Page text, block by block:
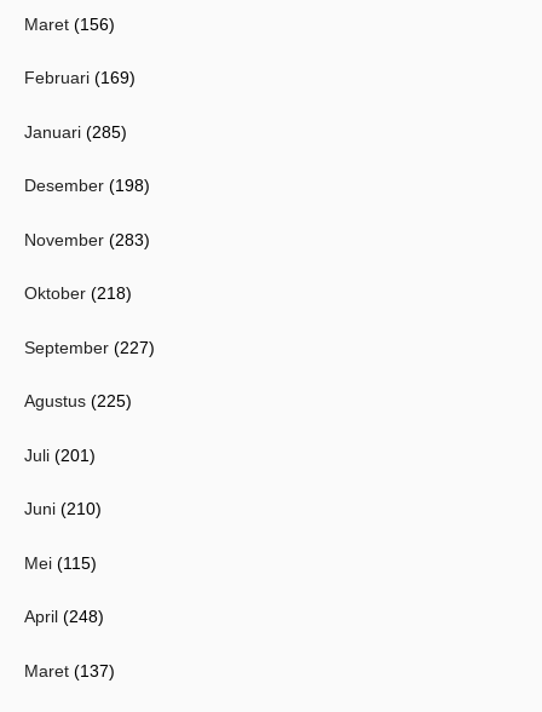
Maret (156)
Februari (169)
Januari (285)
Desember (198)
November (283)
Oktober (218)
September (227)
Agustus (225)
Juli (201)
Juni (210)
Mei (115)
April (248)
Maret (137)